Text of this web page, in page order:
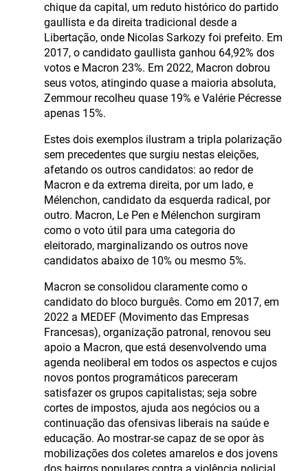
chique da capital, um reduto histórico do partido
gaullista e da direita tradicional desde a
Libertação, onde Nicolas Sarkozy foi prefeito. Em
2017, o candidato gaullista ganhou 64,92% dos
votos e Macron 23%. Em 2022, Macron dobrou
seus votos, atingindo quase a maioria absoluta,
Zemmour recolheu quase 19% e Valérie Pécresse
apenas 15%.
Estes dois exemplos ilustram a tripla polarização
sem precedentes que surgiu nestas eleições,
afetando os outros candidatos: ao redor de
Macron e da extrema direita, por um lado, e
Mélenchon, candidato da esquerda radical, por
outro. Macron, Le Pen e Mélenchon surgiram
como o voto útil para uma categoria do
eleitorado, marginalizando os outros nove
candidatos abaixo de 10% ou mesmo 5%.
Macron se consolidou claramente como o
candidato do bloco burguês. Como em 2017, em
2022 a MEDEF (Movimento das Empresas
Francesas), organização patronal, renovou seu
apoio a Macron, que está desenvolvendo uma
agenda neoliberal em todos os aspectos e cujos
novos pontos programáticos pareceram
satisfazer os grupos capitalistas; seja sobre
cortes de impostos, ajuda aos negócios ou a
continuação das ofensivas liberais na saúde e
educação. Ao mostrar-se capaz de se opor às
mobilizações dos coletes amarelos e dos jovens